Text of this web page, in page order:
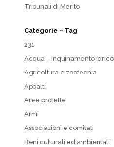
Tribunali di Merito
Categorie – Tag
231
Acqua – Inquinamento idrico
Agricoltura e zootecnia
Appalti
Aree protette
Armi
Associazioni e comitati
Beni culturali ed ambientali